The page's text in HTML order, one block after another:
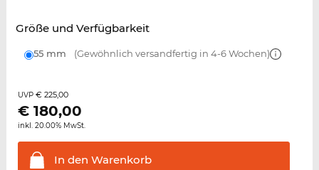
Größe und Verfügbarkeit
55 mm (Gewöhnlich versandfertig in 4-6 Wochen)
UVP € 225,00
€ 180,00
inkl. 20.00% MwSt.
In den Warenkorb